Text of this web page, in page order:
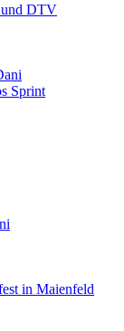
und DTV
Sprint
in Maienfeld